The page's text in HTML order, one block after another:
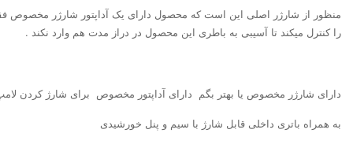
منظور از شارژر اصلی این است که محصول دارای یک آداپتور شارژر
را کنترل میکند تا آسیبی به باطری این محصول در دراز مدت هم وارد نکند .
دارای شارژر مخصوص یا بهتر بگم دارای آداپتور مخصوص برای شارژ کردن
به همراه باتری داخلی قابل شارژ با سیم و پنل خورشیدی